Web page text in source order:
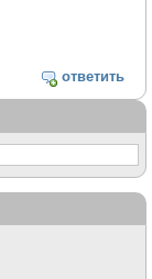
ответить